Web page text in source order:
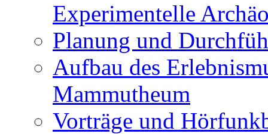
Experimentelle
Planung und
Aufbau des
Mammutheum
Vorträge und